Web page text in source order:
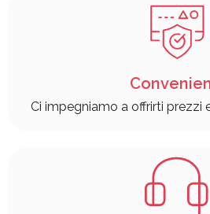
Ci impegniamo a offrirti prezzi